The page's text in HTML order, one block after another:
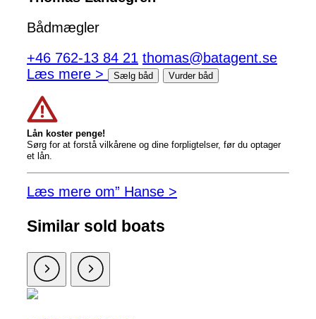
Bådmægler
+46 762-13 84 21 thomas@batagent.se
Læs mere >
Sælg båd Vurder båd
Lån koster penge!
Sørg for at forstå vilkårene og dine forpligtelser, før du optager
et lån.
Læs mere om” Hanse >
Similar sold boats